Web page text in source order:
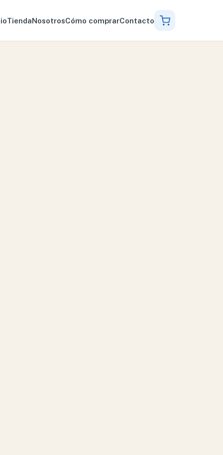
TiendaNosotrosCómo comprarContacto